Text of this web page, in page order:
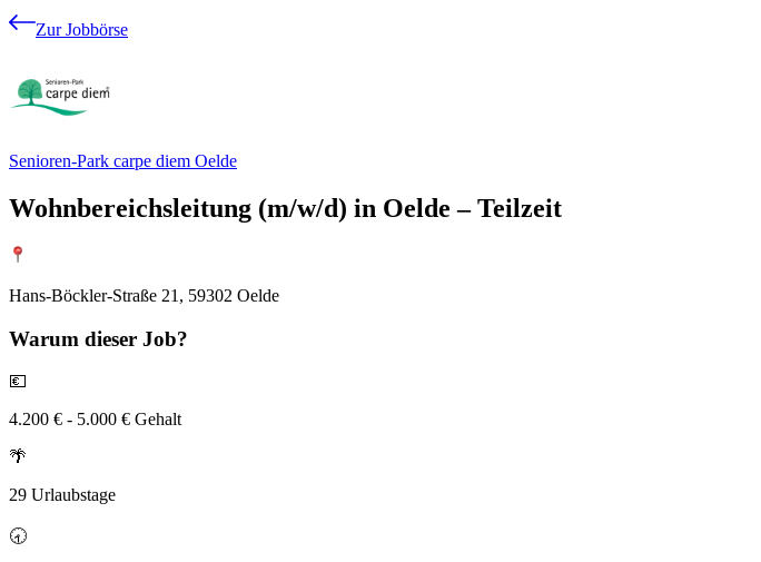
Zur Jobbörse
Senioren-Park carpe diem Oelde
Wohnbereichsleitung (m/w/d) in Oelde – Teilzeit
Hans-Böckler-Straße 21, 59302 Oelde
Warum dieser Job?
💶
4.200 € - 5.000 € Gehalt
🌴
29 Urlaubstage
🕣